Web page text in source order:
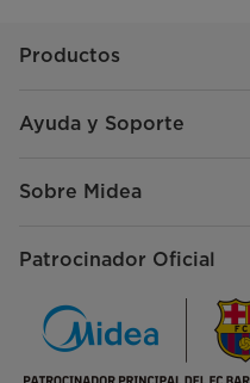
Productos
Ayuda y Soporte
Sobre Midea
Patrocinador Oficial